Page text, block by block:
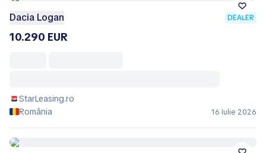
Dacia Logan DEALER
10.290 EUR
StarLeasing.ro
România
16 Iulie 2026